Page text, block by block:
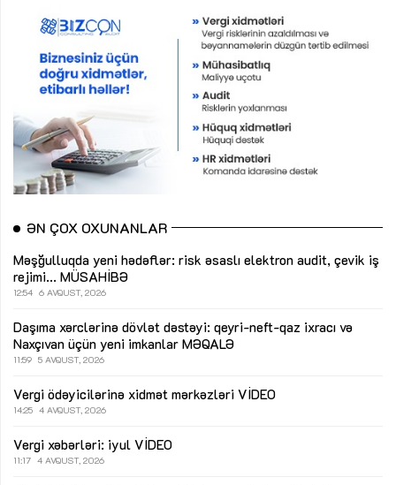
ƏN ÇOX OXUNANLAR
Məşğulluqda yeni hədəflər: risk əsaslı elektron audit, çevik iş
rejimi... MÜSAHİBƏ
12:54 6 AVQUST, 2026
Daşıma xərclərinə dövlət dəstəyi: qeyri-neft-qaz ixracı və
Naxçıvan üçün yeni imkanlar MƏQALƏ
11:59 5 AVQUST, 2026
Vergi ödəyicilərinə xidmət mərkəzləri VİDEO
14:25 4 AVQUST, 2026
Vergi xəbərləri: iyul VİDEO
11:17 4 AVQUST, 2026